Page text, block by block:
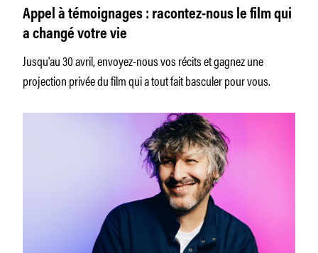
Appel à témoignages : racontez-nous le film qui
a changé votre vie
Jusqu'au 30 avril, envoyez-nous vos récits et gagnez une
projection privée du film qui a tout fait basculer pour vous.